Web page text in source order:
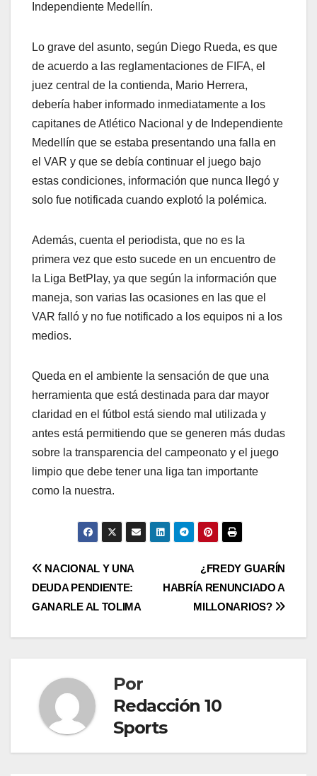
Independiente Medellín.
Lo grave del asunto, según Diego Rueda, es que
de acuerdo a las reglamentaciones de FIFA, el
juez central de la contienda, Mario Herrera,
debería haber informado inmediatamente a los
capitanes de Atlético Nacional y de Independiente
Medellín que se estaba presentando una falla en
el VAR y que se debía continuar el juego bajo
estas condiciones, información que nunca llegó y
solo fue notificada cuando explotó la polémica.
Además, cuenta el periodista, que no es la
primera vez que esto sucede en un encuentro de
la Liga BetPlay, ya que según la información que
maneja, son varias las ocasiones en las que el
VAR falló y no fue notificado a los equipos ni a los
medios.
Queda en el ambiente la sensación de que una
herramienta que está destinada para dar mayor
claridad en el fútbol está siendo mal utilizada y
antes está permitiendo que se generen más dudas
sobre la transparencia del campeonato y el juego
limpio que debe tener una liga tan importante
como la nuestra.
¿FREDY GUARÍN
HABRÍA RENUNCIADO A
MILLONARIOS?
NACIONAL Y UNA
DEUDA PENDIENTE:
GANARLE AL TOLIMA
Por
Redacción 10
Sports